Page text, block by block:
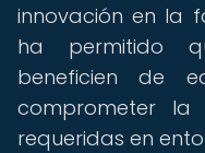
innovación en la
ha permitido
beneficien de
comprometer la
requeridas en